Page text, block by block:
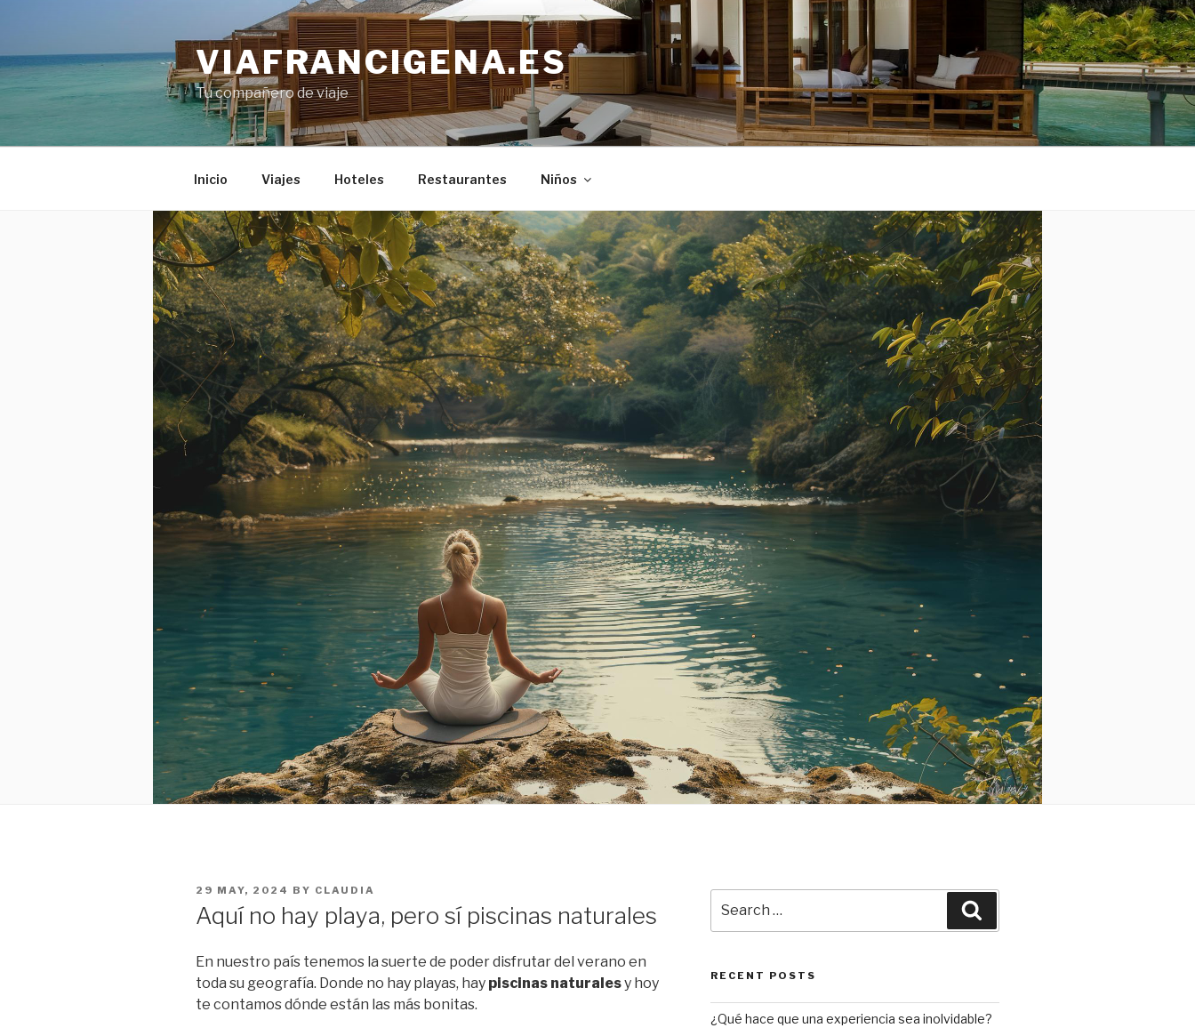
content
VIAFRANCIGENA.ES
Tu compañero de viaje
Inicio Viajes Hoteles Restaurantes Niños
POSTED
29 MAY, 2024 BY CLAUDIA
Aquí no hay playa, pero sí piscinas naturales
En nuestro país tenemos la suerte de poder disfrutar del verano en
toda su geografía. Donde no hay playas, hay piscinas naturalesy hoy
te contamos dónde están las más bonitas.
for:
RECENT POSTS
¿Qué hace que una experiencia sea inolvidable?